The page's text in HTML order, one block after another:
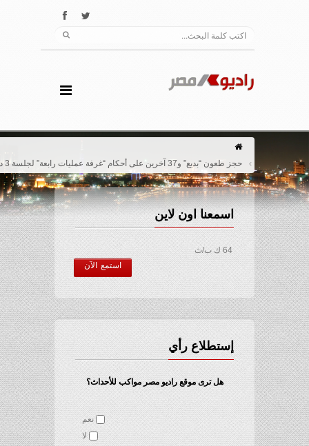
حجز طعون “بديع” و37 آخرين على أحكام “غرفة عمليات رابعة” لجلسة 3 ديسمبر
اسمعنا اون لاين
64 ك ب/ث
استمع الآن
إستطلاع رأي
هل ترى موقع راديو مصر مواكب للأحداث؟
نعم